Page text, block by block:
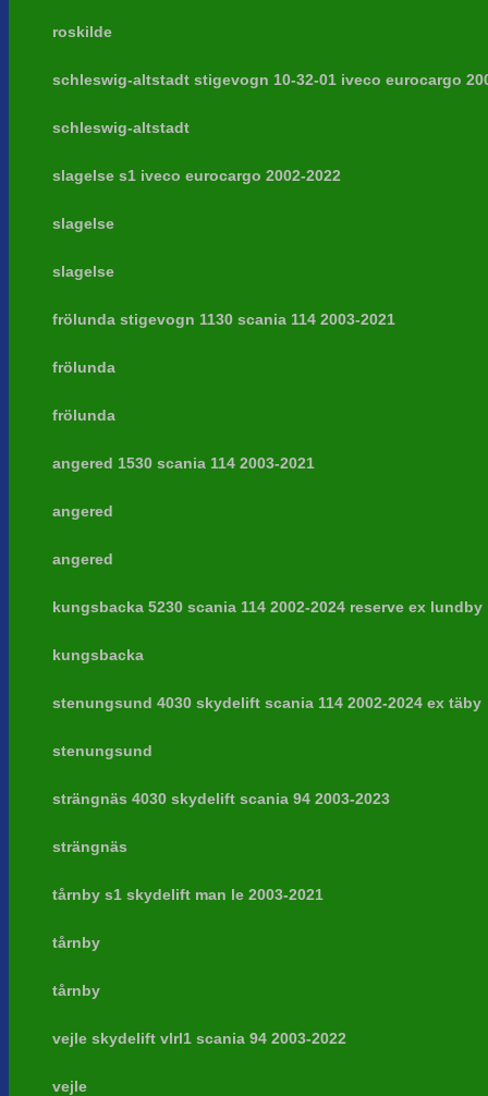
roskilde
schleswig-altstadt stigevogn 10-32-01 iveco eurocargo
schleswig-altstadt
slagelse s1 iveco eurocargo 2002-2022
slagelse
slagelse
frölunda stigevogn 1130 scania 114 2003-2021
frölunda
frölunda
angered 1530 scania 114 2003-2021
angered
angered
kungsbacka 5230 scania 114 2002-2024 reserve ex lundby
kungsbacka
stenungsund 4030 skydelift scania 114 2002-2024 ex täby
stenungsund
strängnäs 4030 skydelift scania 94 2003-2023
strängnäs
tårnby s1 skydelift man le 2003-2021
tårnby
tårnby
vejle skydelift vlrl1 scania 94 2003-2022
vejle